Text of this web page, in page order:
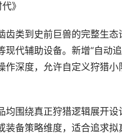
》
齿类到史前巨兽的完整生
现代辅助设备。新增“自动
作深度，允许自定义狩猎
均围绕真正狩猎逻辑展开
装备策略维度，适合追求拟